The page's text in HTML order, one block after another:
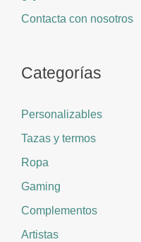
Contacta con nosotros
Categorías
Personalizables
Tazas y termos
Ropa
Gaming
Complementos
Artistas